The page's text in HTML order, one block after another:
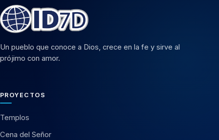
Un pueblo que conoce a Dios, crece en la fe y sirve al
prójimo con amor.
PROYECTOS
Templos
Cena del Señor